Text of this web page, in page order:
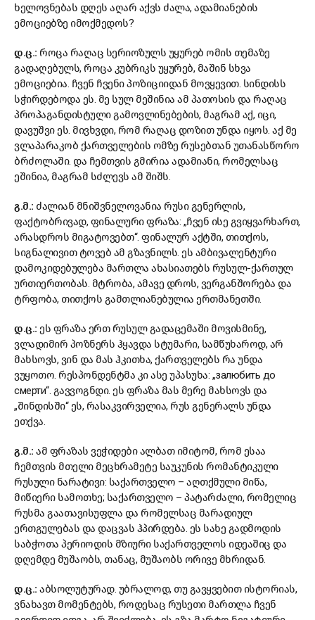
ხელოვნებას დღეს აღარ აქვს ძალა, ადამიანების
ემოციებზე იმოქმედოს?
დ.ც.: როცა რაღაც სერიოზულს უყურებ ომის თემაზე
გადაღებულს, როცა კუბრიკს უყურებ, მაშინ სხვა
ემოციებია. ჩვენ ჩვენი პოზიციიდან მოვყევით. სინდისს
სჭირდებოდა ეს. მე სულ მეშინია ამ პათოსის და რაღაც
პროპაგანდისტული გამოვლინებების, მაგრამ აქ, იცი,
დავუშვი ეს. მივხვდი, რომ რაღაც დოზით უნდა იყოს. აქ მე
ვლაპარაკობ ქართველების ომზე რუსებთან უთანასწორო
ბრძოლაში. და ჩემთვის გმირია ადამიანი, რომელსაც
ეშინია, მაგრამ სძლევს ამ შიშს.
გ.მ.: ძალიან მნიშვნელოვანია რუსი გენერლის,
ფაქტობრივად, ფინალური ფრაზა: „ჩვენ ისე გვიყვარხართ,
არასდროს მიგატოვებთ“. ფინალურ აქტში, თითქოს,
სიგნალივით ტოვებ ამ გზავნილს. ეს ამბივალენტური
დამოკიდებულება მართლა ახასიათებს რუსულ-ქართულ
ურთიერთობას. მტრობა, ამავე დროს, ვერგანშორება და
ტრფობა, თითქოს გამთლიანებულია ერთმანეთში.
დ.ც.: ეს ფრაზა ერთ რუსულ გადაცემაში მოვისმინე,
ვლადიმირ პოზნერს ჰყავდა სტუმარი, სამწუხაროდ, არ
მახსოვს, ვინ და მას ჰკითხა, ქართველებს რა უნდა
ვუყოთო. რესპონდენტმა კი ასე უპასუხა: „залюбить до
смерти“. გავვოგნდი. ეს ფრაზა მას მერე მახსოვს და
„შინდისში“ ეს, რასაკვირველია, რუს გენერალს უნდა
ეთქვა.
გ.მ.: ამ ფრაზას ვეჭიდები ალბათ იმიტომ, რომ ესაა
ჩემთვის მთელი მეცხრამეტე საუკუნის რომანტიკული
რუსული ნარატივი: საქართველო – აღთქმული მიწა,
მიწიერი სამოთხე; საქართველო – პატარძალი, რომელიც
რუსმა გაათავისუფლა და რომელსაც მარადიულ
ერთგულებას და დაცვას ჰპირდება. ეს სახე გადმოდის
საბჭოთა პერიოდის მზიური საქართველოს იდეაშიც და
დღემდე მუშაობს, თანაც, მუშაობს ორივე მხრიდან.
დ.ც.: აბსოლუტურად. უბრალოდ, თუ გავყვებით ისტორიას,
ვნახავთ მომენტებს, როდესაც რუსეთი მართლა ჩვენ